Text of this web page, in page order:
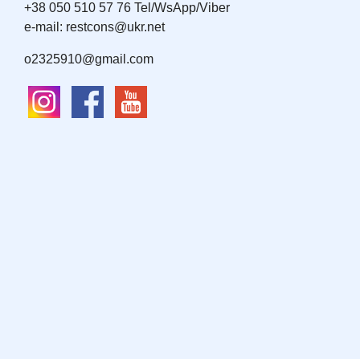
+38 050 510 57 76 Tel/WsApp/Viber
e-mail: restcons@ukr.net
o2325910@gmail.com